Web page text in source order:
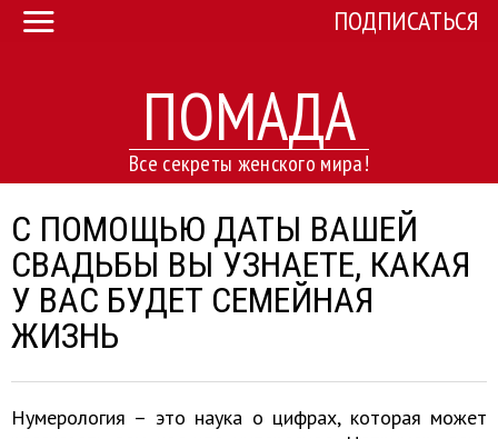
ПОМАДА
Все секреты женского мира!
ПОДПИСАТЬСЯ
С ПОМОЩЬЮ ДАТЫ ВАШЕЙ
СВАДЬБЫ ВЫ УЗНАЕТЕ, КАКАЯ
У ВАС БУДЕТ СЕМЕЙНАЯ
ЖИЗНЬ
Нумерология – это наука о цифрах, которая может